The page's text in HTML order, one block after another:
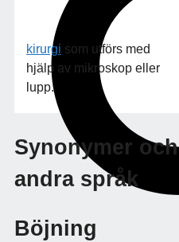
kirurgi som utförs med
hjälp av mikroskop eller
lupp.
Synonymer och
andra språk
Böjning